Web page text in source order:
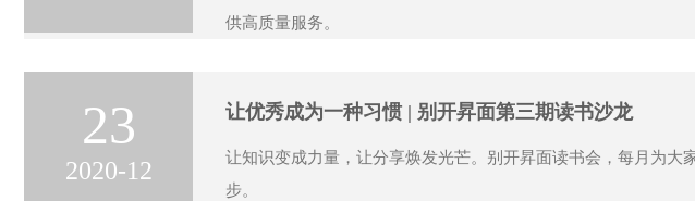
供高质量服务。
23
2020-12
让优秀成为一种习惯 | 别开昇面第三期读书沙龙
让知识变成力量，让分享焕发光芒。别开昇面读书会，每月为
步。